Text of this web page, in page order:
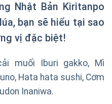
Nhật Bản Kiritanpo
bạn sẽ hiểu tại sao
vị đặc biệt!
muối Iburi gakko, Mì
Hata hata sushi, Cơm
Inaniwa.